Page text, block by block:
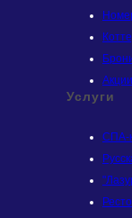
Акции
Услуги
СПА-